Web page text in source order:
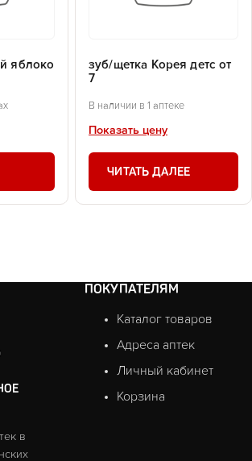
яблоко
зуб/щетка Корея детс от
7
В наличии в 1 аптеке
Показать цену
ЧИТАТЬ ДАЛЕЕ
в
ПОКУПАТЕЛЯМ
Каталог товаров
Адреса аптек
Личный кабинет
Корзина